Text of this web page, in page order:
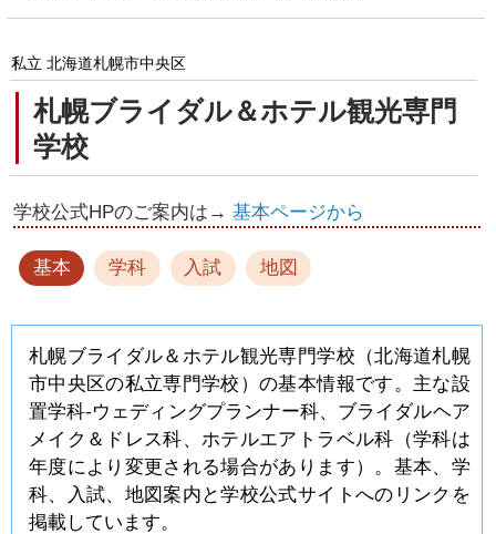
札幌ブライダル＆ホテル観光専門
学校
私立 北海道札幌市中央区
学校公式HPのご案内は→ 基本ページから
基本 学科 入試 地図
札幌ブライダル＆ホテル観光専門学校（北海道札幌
市中央区の私立専門学校）の基本情報です。主な設
置学科-ウェディングプランナー科、ブライダルヘア
メイク＆ドレス科、ホテルエアトラベル科（学科は
年度により変更される場合があります）。基本、学
科、入試、地図案内と学校公式サイトへのリンクを
掲載しています。